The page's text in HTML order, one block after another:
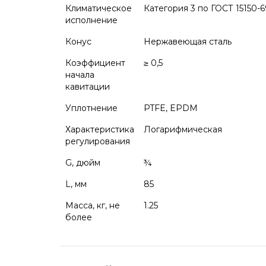
Климатическое
исполнение
Категория 3 по ГОСТ 15150-
Конус
Нержавеющая сталь
Коэффициент
начала
кавитации
≥ 0,5
Уплотнение
PTFE, EPDM
Характеристика
регулирования
Логарифмическая
G, дюйм
¾
L, мм
85
Масса, кг, не
более
1.25